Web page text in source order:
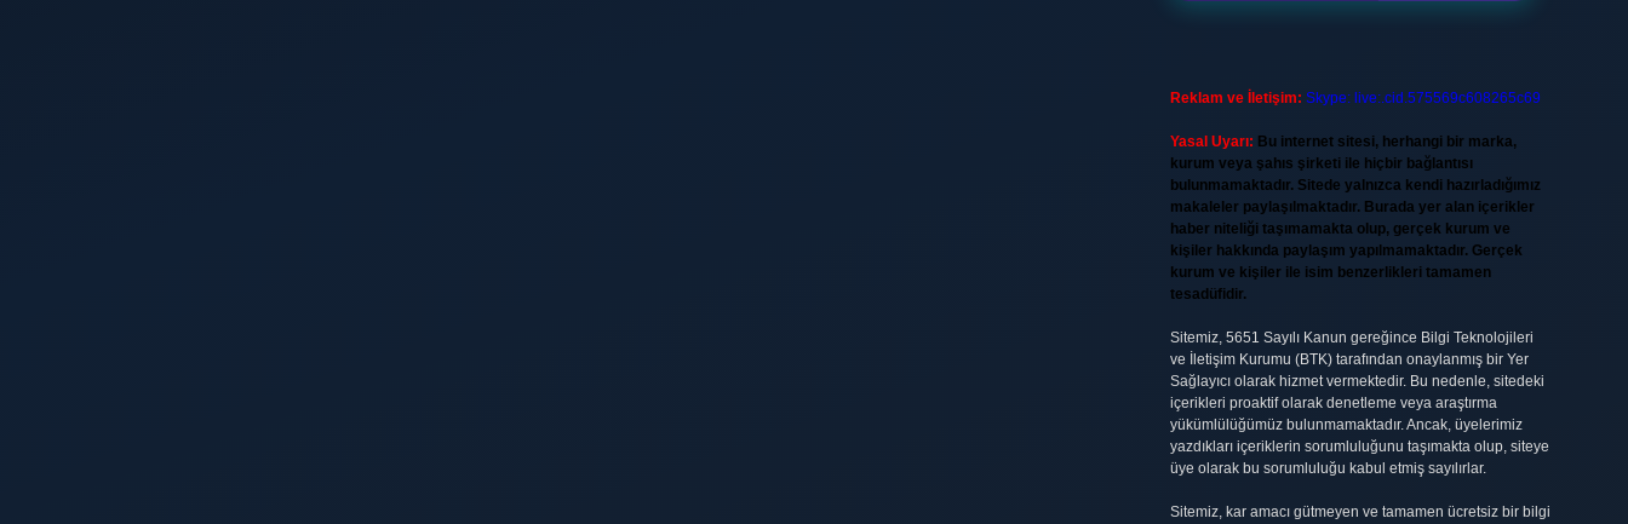
Reklam ve İletişim: Skype: live:.cid.575569c608265c69
Yasal Uyarı: Bu internet sitesi, herhangi bir marka,
kurum veya şahıs şirketi ile hiçbir bağlantısı
bulunmamaktadır. Sitede yalnızca kendi hazırladığımız
makaleler paylaşılmaktadır. Burada yer alan içerikler
haber niteliği taşımamakta olup, gerçek kurum ve
kişiler hakkında paylaşım yapılmamaktadır. Gerçek
kurum ve kişiler ile isim benzerlikleri tamamen
tesadüfidir.
Sitemiz, 5651 Sayılı Kanun gereğince Bilgi Teknolojileri
ve İletişim Kurumu (BTK) tarafından onaylanmış bir Yer
Sağlayıcı olarak hizmet vermektedir. Bu nedenle, sitedeki
içerikleri proaktif olarak denetleme veya araştırma
yükümlülüğümüz bulunmamaktadır. Ancak, üyelerimiz
yazdıkları içeriklerin sorumluluğunu taşımakta olup, siteye
üye olarak bu sorumluluğu kabul etmiş sayılırlar.
Sitemiz, kar amacı gütmeyen ve tamamen ücretsiz bir bilgi